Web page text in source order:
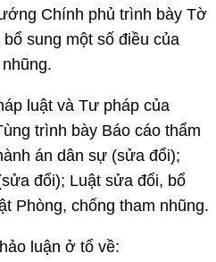
Chính phủ trình bày Tờ
sung một số điều của
luật và Tư pháp của
trình bày Báo cáo thẩm
án dân sự (sửa đổi);
đổi); Luật sửa đổi, bổ
Phòng, chống tham nhũng.
luận ở tổ về: